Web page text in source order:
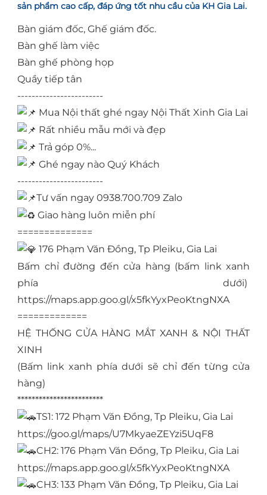
sản phẩm cao cấp, đáp ứng tốt nhu cầu của KH Gia Lai.
Bàn giám đốc, Ghế giám đốc.
Bàn ghế làm việc
Bàn ghế phòng họp
Quầy tiếp tân
------------------------
Mua Nội thất ghé ngay Nội Thất Xinh Gia Lai
Rất nhiều mẫu mới và đẹp
Trả góp 0%...
Ghé ngay nào Quý Khách
------------------------
Tư vấn ngay 0938.700.709 Zalo
Giao hàng luôn miễn phí
==============
176 Phạm Văn Đồng, Tp Pleiku, Gia Lai
Bấm chỉ đường đến cửa hàng (bấm link xanh
phía dưới)
https://maps.app.goo.gl/x5fkYyxPeoKtngNXA
=============
HỆ THỐNG CỬA HÀNG MẮT XANH & NỘI THẤT
XINH
(Bấm link xanh phía dưới sẽ chỉ đến từng cửa
hàng)
************************
TS1: 172 Phạm Văn Đồng, Tp Pleiku, Gia Lai
https://goo.gl/maps/U7MkyaeZEYzi5UqF8
CH2: 176 Phạm Văn Đồng, Tp Pleiku, Gia Lai
https://maps.app.goo.gl/x5fkYyxPeoKtngNXA
CH3: 133 Phạm Văn Đồng, Tp Pleiku, Gia Lai